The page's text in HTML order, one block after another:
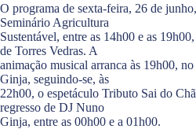
O programa de sexta-feira, 26 de
Seminário Agricultura
Sustentável, entre as 14h00 e as
de Torres Vedras. A
animação musical arranca às 19h00,
Ginja, seguindo-se, às
22h00, o espetáculo Tributo Sai do
regresso de DJ Nuno
Ginja, entre as 00h00 e a 01h00.